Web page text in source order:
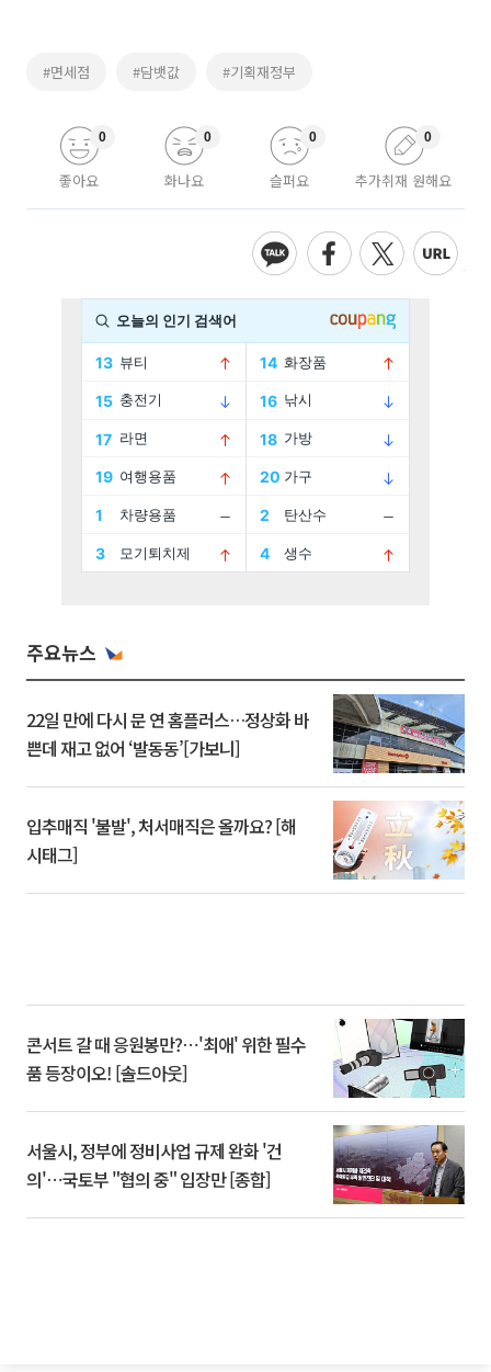
#면세점 #담뱃값 #기획재정부
좋아요
0
화나요
0
슬퍼요
0
추가취재 원해요
0
주요뉴스
22일 만에 다시 문 연 홈플러스…정상화 바
쁜데 재고 없어 ‘발동동’[가보니]
입추매직 '불발', 처서매직은 올까요? [해
시태그]
콘서트 갈 때 응원봉만?⋯'최애' 위한 필수
품 등장이오! [솔드아웃]
서울시, 정부에 정비사업 규제 완화 '건
의'⋯국토부 "협의 중" 입장만 [종합]